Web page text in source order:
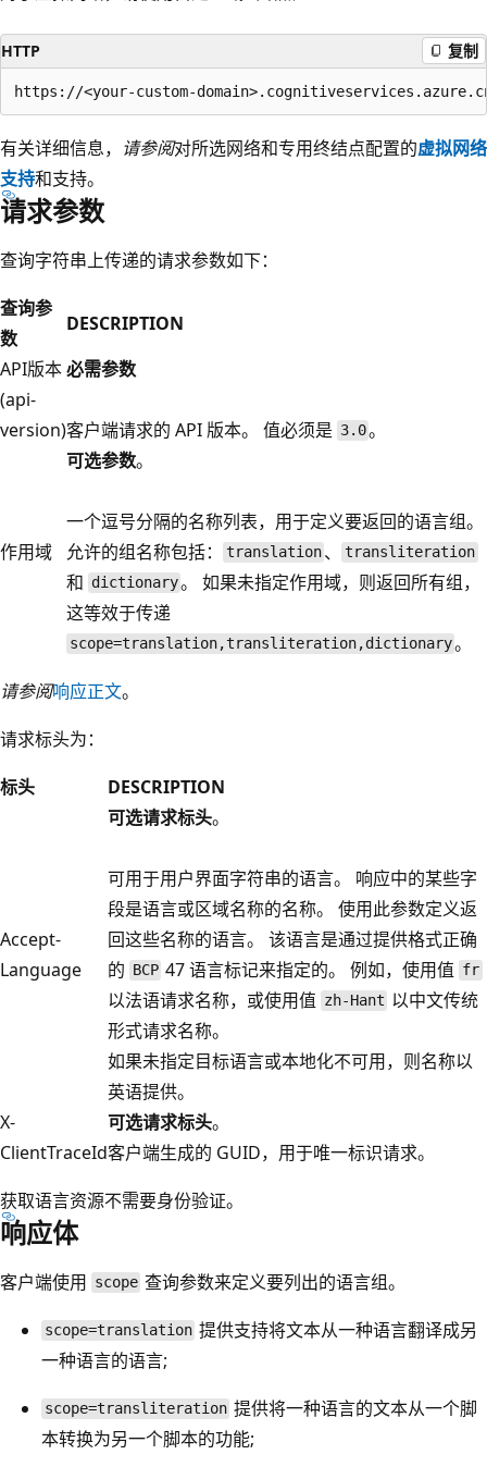
HTTP 复制
有关详细信息， 请参阅对所选网络和专用终结点配置的虚拟网络
支持和支持。
请求参数
查询字符串上传递的请求参数如下：
查询参
数
DESCRIPTION
API版本
(api-
version)
必需参数
客户端请求的 API 版本。 值必须是 3.0。
作用域
可选参数。
一个逗号分隔的名称列表，用于定义要返回的语言组。
允许的组名称包括：
translation 、 transliteration
和 dictionary。 如果未指定作用域，则返回所有组，
这等效于传递
scope=translation,transliteration,dictionary。
请参阅响应正文。
请求标头为：
标头
DESCRIPTION
Accept-
Language
可选请求标头。
可用于用户界面字符串的语言。 响应中的某些字
段是语言或区域名称的名称。 使用此参数定义返
回这些名称的语言。 该语言是通过提供格式正确
的 BCP 47 语言标记来指定的。 例如，使用值 fr
以法语请求名称，或使用值 zh-Hant 以中文传统
形式请求名称。
如果未指定目标语言或本地化不可用，则名称以
英语提供。
X-
ClientTraceId
可选请求标头。
客户端生成的 GUID，用于唯一标识请求。
获取语言资源不需要身份验证。
响应体
客户端使用 scope 查询参数来定义要列出的语言组。
scope=translation 提供支持将文本从一种语言翻译成另
一种语言的语言;
scope=transliteration 提供将一种语言的文本从一个脚
本转换为另一个脚本的功能;